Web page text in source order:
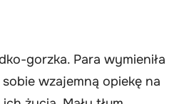
gorzka. Para wymieniła
wzajemną opiekę na